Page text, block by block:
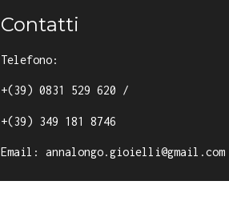
Contatti
Telefono:
+(39) 0831 529 620 /
+(39) 349 181 8746
Email: annalongo.gioielli@gmail.com